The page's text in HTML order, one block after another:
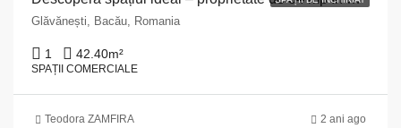
Glăvănești, Bacău, Romania
1 42.40m²
SPAȚII COMERCIALE
Teodora ZAMFIRA 2 ani ago